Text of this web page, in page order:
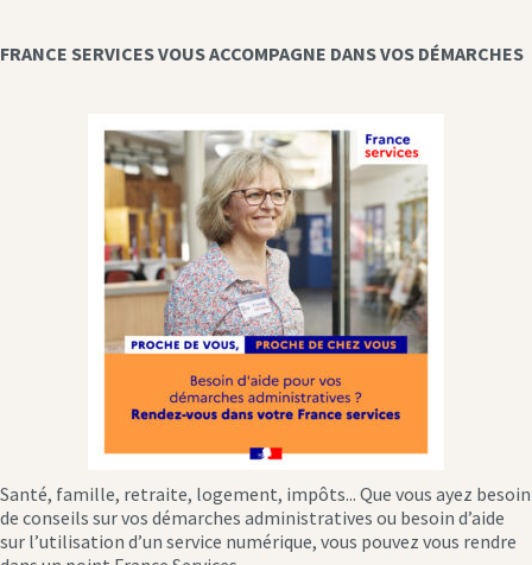
FRANCE SERVICES VOUS ACCOMPAGNE DANS VOS DÉMARCHES
Santé, famille, retraite, logement, impôts... Que vous ayez besoin
de conseils sur vos démarches administratives ou besoin d’aide
sur l’utilisation d’un service numérique, vous pouvez vous rendre